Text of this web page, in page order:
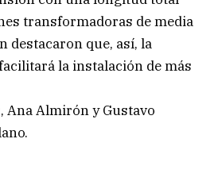
transformadoras de media
destacaron que, así, la
la instalación de más
Ana Almirón y Gustavo